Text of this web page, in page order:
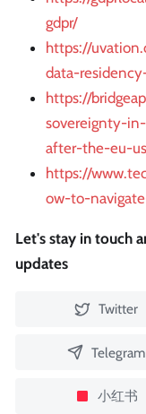
gdpr/
https://
data-
https://
sovereignty-
after-the-eu-
https://
ow-to-
Let's stay in touch
updates
Twitter
Telegram
小红书